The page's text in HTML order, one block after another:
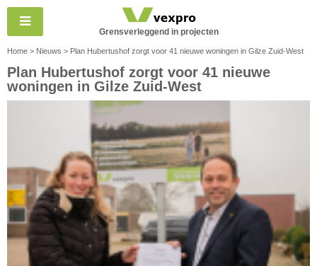
Grensverleggend in projecten
Home > Nieuws > Plan Hubertushof zorgt voor 41 nieuwe woningen in Gilze Zuid-West
Plan Hubertushof zorgt voor 41 nieuwe
woningen in Gilze Zuid-West